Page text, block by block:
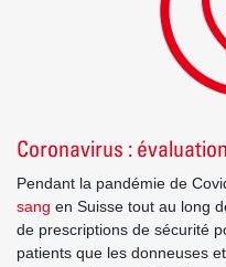
Coronavirus :
Pendant la pandémie de
sang en Suisse tout au long
de prescriptions de sécurité
patients que les donneuses